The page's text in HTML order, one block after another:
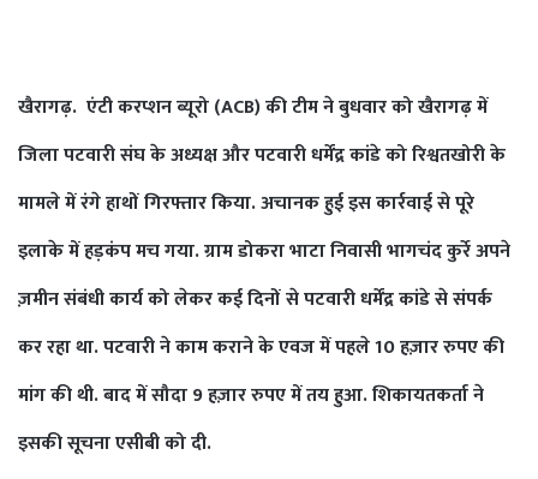
खैरागढ़. एंटी करप्शन ब्यूरो (ACB) की टीम ने बुधवार को खैरागढ़ में
जिला पटवारी संघ के अध्यक्ष और पटवारी धर्मेंद्र कांडे को रिश्वतखोरी के
मामले में रंगे हाथों गिरफ्तार किया. अचानक हुई इस कार्रवाई से पूरे
इलाके में हड़कंप मच गया. ग्राम डोकरा भाटा निवासी भागचंद कुर्रे अपने
ज़मीन संबंधी कार्य को लेकर कई दिनों से पटवारी धर्मेंद्र कांडे से संपर्क
कर रहा था. पटवारी ने काम कराने के एवज में पहले 10 हज़ार रुपए की
मांग की थी. बाद में सौदा 9 हज़ार रुपए में तय हुआ. शिकायतकर्ता ने
इसकी सूचना एसीबी को दी.